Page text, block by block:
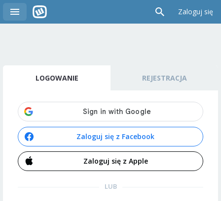
Zaloguj się
LOGOWANIE REJESTRACJA
Zaloguj się z Facebook
Zaloguj się z Apple
LUB